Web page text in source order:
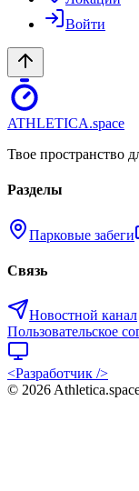
Войти
ATHLETICA.space
Твое пространство
Разделы
Парковые забеги
Связь
Новостной канал
Пользовательское
<Разработчик />
© 2026